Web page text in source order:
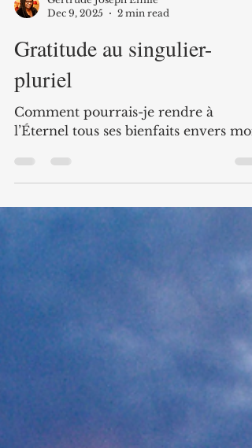
Gertrude Joseph Emile
Dec 9, 2025
2 min read
Gratitude au singulier-
pluriel